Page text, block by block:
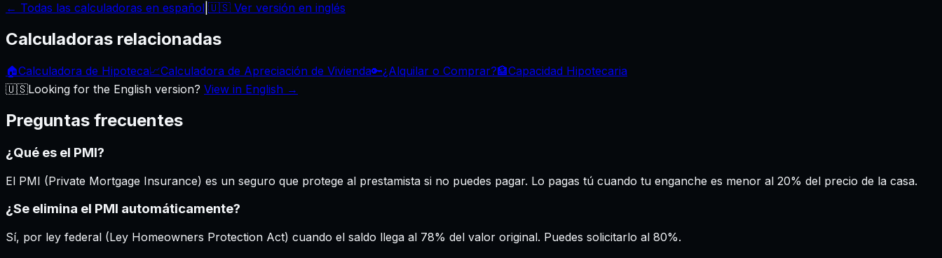
← Todas las calculadoras en español 🇺🇸 Ver versión en inglés
Calculadoras relacionadas
🏠Calculadora de Hipoteca📈Calculadora de Apreciación de Vivienda🔑¿Alquilar o Comprar?🏦Capacidad Hipotecaria
🇺🇸Looking for the English version? View in English →
Preguntas frecuentes
¿Qué es el PMI?
El PMI (Private Mortgage Insurance) es un seguro que protege al prestamista si no puedes pagar. Lo pagas tú cuando tu enganche es menor al 20% del precio de la casa.
¿Se elimina el PMI automáticamente?
Sí, por ley federal (Ley Homeowners Protection Act) cuando el saldo llega al 78% del valor original. Puedes solicitarlo al 80%.